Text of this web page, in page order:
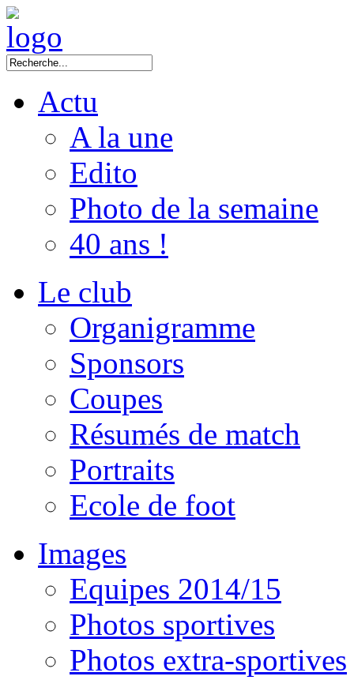
Actu
A la une
Edito
Photo de la semaine
40 ans !
Le club
Organigramme
Sponsors
Coupes
Résumés de match
Portraits
Ecole de foot
Images
Equipes 2014/15
Photos sportives
Photos extra-sportives